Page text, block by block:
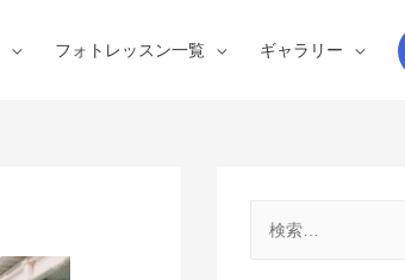
フォトレッスン一覧 ギャラリー